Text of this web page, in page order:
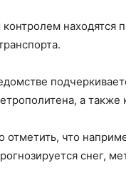
а также
что
снег,